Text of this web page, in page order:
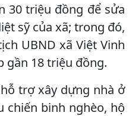
30 triệu đồng để sửa
sỹ của xã; trong đó,
UBND xã Việt Vinh
gần 18 triệu đồng.
trợ xây dựng nhà ở
chiến binh nghèo, hộ